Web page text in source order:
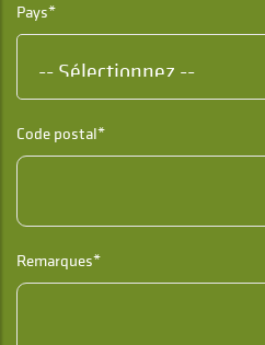
Pays*
Code postal*
Remarques*